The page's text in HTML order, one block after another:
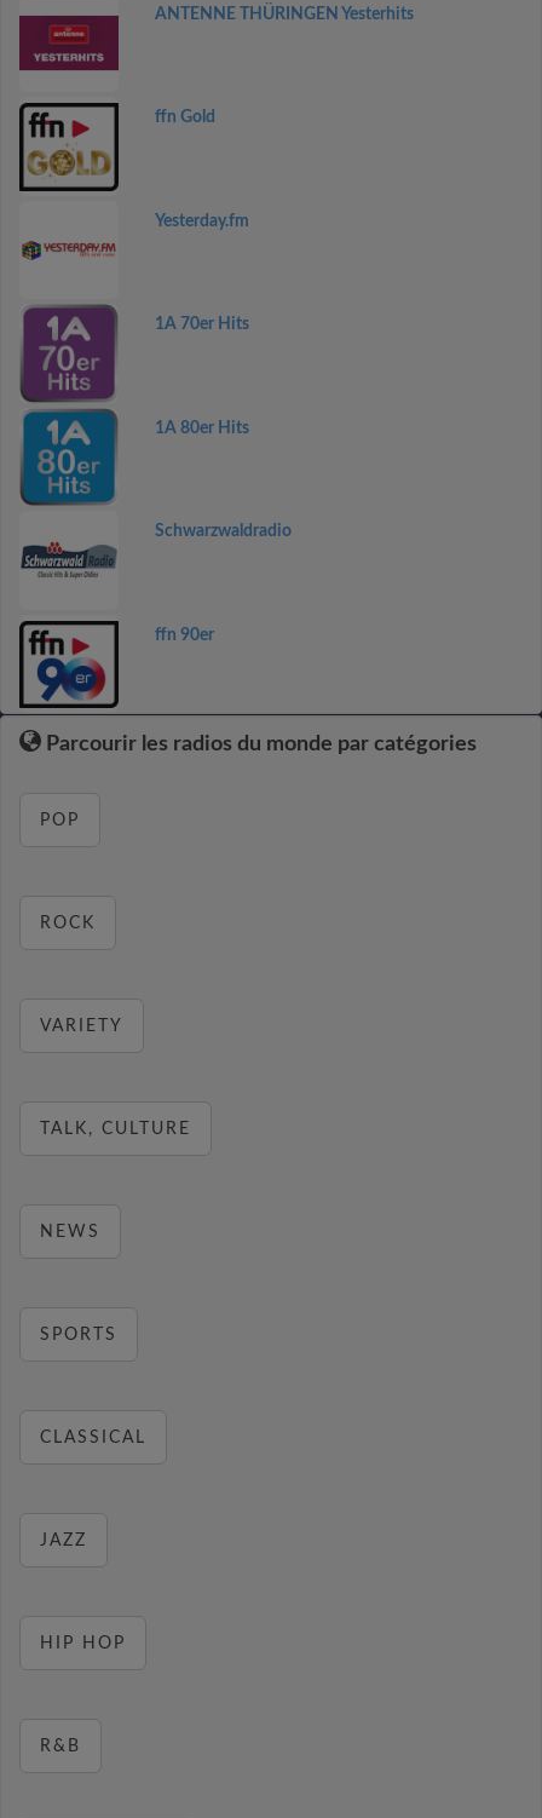
ANTENNE THÜRINGEN Yesterhits
ffn Gold
Yesterday.fm
1A 70er Hits
1A 80er Hits
Schwarzwaldradio
ffn 90er
Parcourir les radios du monde par catégories
POP
ROCK
VARIETY
TALK, CULTURE
NEWS
SPORTS
CLASSICAL
JAZZ
HIP HOP
R&B